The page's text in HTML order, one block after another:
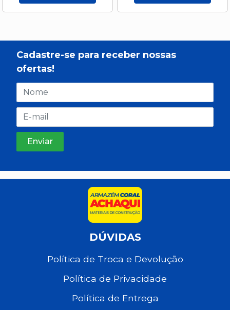
Cadastre-se para receber nossas
ofertas!
DÚVIDAS
Política de Troca e Devolução
Política de Privacidade
Política de Entrega